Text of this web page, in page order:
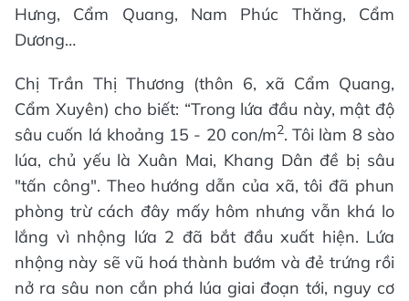
Hưng, Cẩm Quang, Nam Phúc Thăng, Cẩm
Dương…
Chị Trần Thị Thương (thôn 6, xã Cẩm Quang,
Cẩm Xuyên) cho biết: “Trong lứa đầu này, mật độ
sâu cuốn lá khoảng 15 - 20 con/m2. Tôi làm 8 sào
lúa, chủ yếu là Xuân Mai, Khang Dân đề bị sâu
"tấn công". Theo hướng dẫn của xã, tôi đã phun
phòng trừ cách đây mấy hôm nhưng vẫn khá lo
lắng vì nhộng lứa 2 đã bắt đầu xuất hiện. Lứa
nhộng này sẽ vũ hoá thành bướm và đẻ trứng rồi
nở ra sâu non cắn phá lúa giai đoạn tới, nguy cơ